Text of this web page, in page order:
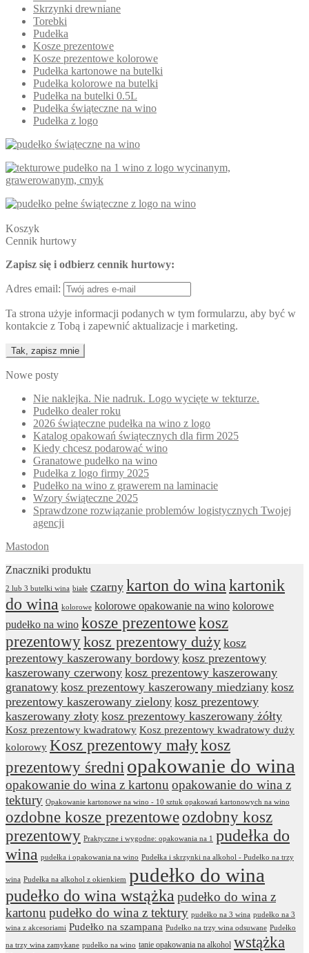
Skrzynki drewniane
Torebki
Pudełka
Kosze prezentowe
Kosze prezentowe kolorowe
Pudełka kartonowe na butelki
Pudełka kolorowe na butelki
Pudełka na butelki 0.5L
Pudełka świąteczne na wino
Pudełka z logo
Koszyk
Cennik hurtowy
Zapisz się i odbierz cennik hurtowy:
Adres email:
Ta strona użyje informacji podanych w tym formularzu, aby być w
kontakcie z Tobą i zapewnić aktualizacje i marketing.
Nowe posty
Nie naklejka. Nie nadruk. Logo wycięte w tekturze.
Pudełko dealer roku
2026 świąteczne pudełka na wino z logo
Katalog opakowań świątecznych dla firm 2025
Kiedy chcesz podarować wino
Granatowe pudełko na wino
Pudełka z logo firmy 2025
Pudełko na wino z grawerem na laminacie
Wzory świąteczne 2025
Sprawdzone rozwiązanie problemów logistycznych Twojej
agencji
Mastodon
Znaczniki produktu
2 lub 3 butelki wina białe czarny karton do wina kartonik
do wina kolorowe kolorowe opakowanie na wino kolorowe
pudełko na wino kosze prezentowekosz
prezentowykosz prezentowy duży kosz
prezentowy kaszerowany bordowy kosz prezentowy
kaszerowany czerwony kosz prezentowy kaszerowany
granatowy kosz prezentowy kaszerowany miedziany kosz
prezentowy kaszerowany zielony kosz prezentowy
kaszerowany złoty kosz prezentowy kaszerowany żółty
Kosz prezentowy kwadratowy Kosz prezentowy kwadratowy duży
kolorowy Kosz prezentowy małykosz
prezentowy średni opakowanie do wina
opakowanie do wina z kartonu opakowanie do wina z
tektury Opakowanie kartonowe na wino - 10 sztuk opakowań kartonowych na wino
ozdobne kosze prezentoweozdobny kosz
prezentowy Praktyczne i wygodne: opakowania na 1
pudełka do
wina pudełka i opakowania na wino Pudełka i skrzynki na alkohol - Pudełko na trzy
wina Pudełka na alkohol z okienkiem pudełko do wina
pudełko do wina wstążka pudełko do wina z
kartonu pudełko do wina z tektury pudełko na 3 wina pudełko na 3
wina z akcesoriami Pudełko na szampana Pudełko na trzy wina odsuwane Pudełko
na trzy wina zamykane pudełko na wino tanie opakowania na alkohol wstążka